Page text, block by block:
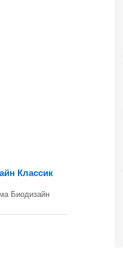
Классик
Биодизайн